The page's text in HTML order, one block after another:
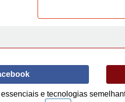
Frases de
de verão
Frases de
e tecnologias